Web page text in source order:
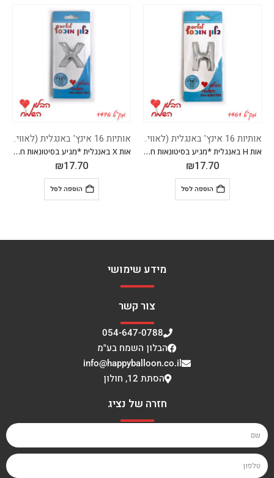
אותיות 16 אינץ' באנגלית (לאוויר בלבד)
אות H באנגלית *מגיע בסיטונאות חבילה של 5 יח'
₪17.70
הוספה לסל
אותיות 16 אינץ' באנגלית (לאוויר בלבד)
אות X באנגלית *מגיע בסיטונאות חבילה של 5 יח'
₪17.70
הוספה לסל
מידע שימושי
צור קשר
054-647-0788
הבלון השמח בע"מ
info@happyballoon.co.il
הסתת 12, חולון
חזרה של נציג